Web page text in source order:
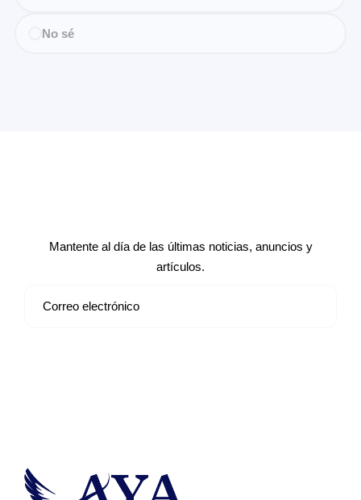
No sé
Mantente al día de las últimas noticias, anuncios y
artículos.